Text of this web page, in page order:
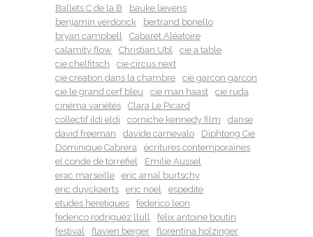
Ballets C de la B
bauke lievens
benjamin verdonck
bertrand bonello
bryan campbell
Cabaret Aléatoire
calamity flow
Christian Ubl
cie a table
cie chelfitsch
cie circus next
cie creation dans la chambre
cie garcon garcon
cie le grand cerf bleu
cie man haast
cie ruda
cinéma variétés
Clara Le Picard
collectif ildi eldi
corniche kennedy film
danse
david freeman
davide carnevalo
Diphtong Cie
Dominique Cabrera
écritures contemporaines
el conde de torrefiel
Emilie Aussel
erac marseille
eric arnal burtschy
eric duyckaerts
eric noel
espedite
etudes heretiques
federico leon
federico rodriguez llull
felix antoine boutin
festival
flavien berger
florentina holzinger